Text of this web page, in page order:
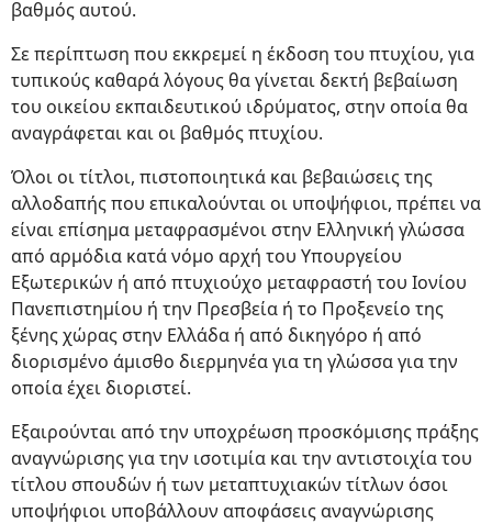
βαθμός αυτού.
Σε περίπτωση που εκκρεμεί η έκδοση του πτυχίου, για
τυπικούς καθαρά λόγους θα γίνεται δεκτή βεβαίωση
του οικείου εκπαιδευτικού ιδρύματος, στην οποία θα
αναγράφεται και οι βαθμός πτυχίου.
Όλοι οι τίτλοι, πιστοποιητικά και βεβαιώσεις της
αλλοδαπής που επικαλούνται οι υποψήφιοι, πρέπει να
είναι επίσημα μεταφρασμένοι στην Ελληνική γλώσσα
από αρμόδια κατά νόμο αρχή του Υπουργείου
Εξωτερικών ή από πτυχιούχο μεταφραστή του Ιονίου
Πανεπιστημίου ή την Πρεσβεία ή το Προξενείο της
ξένης χώρας στην Ελλάδα ή από δικηγόρο ή από
διορισμένο άμισθο διερμηνέα για τη γλώσσα για την
οποία έχει διοριστεί.
Εξαιρούνται από την υποχρέωση προσκόμισης πράξης
αναγνώρισης για την ισοτιμία και την αντιστοιχία του
τίτλου σπουδών ή των μεταπτυχιακών τίτλων όσοι
υποψήφιοι υποβάλλουν αποφάσεις αναγνώρισης